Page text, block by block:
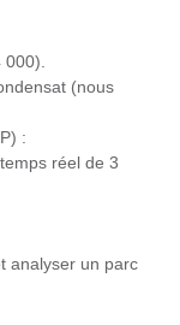
(nous
:
réel de 3
analyser un parc